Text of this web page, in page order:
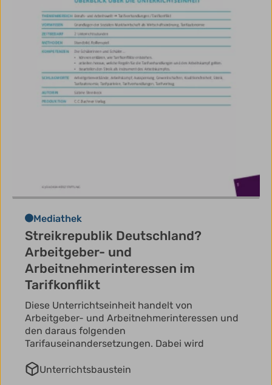
Mediathek
Streikrepublik Deutschland?
Arbeitgeber- und
Arbeitnehmerinteressen im
Tarifkonflikt
Diese Unterrichtseinheit handelt von
Arbeitgeber- und Arbeitnehmerinteressen und
den daraus folgenden
Tarifauseinandersetzungen. Dabei wird
Unterrichtsbaustein